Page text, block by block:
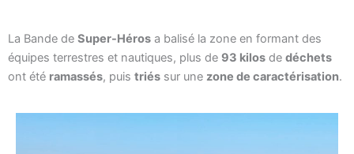
La Bande de Super-Héros a balisé la zone en formant des
équipes terrestres et nautiques, plus de 93 kilos de déchets
ont été ramassés, puis triés sur une zone de caractérisation.